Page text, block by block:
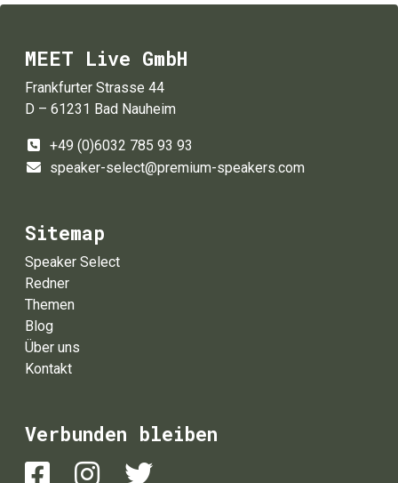
MEET Live GmbH
Frankfurter Strasse 44
D – 61231 Bad Nauheim
+49 (0)6032 785 93 93
speaker-select@premium-speakers.com
Sitemap
Speaker Select
Redner
Themen
Blog
Über uns
Kontakt
Verbunden bleiben